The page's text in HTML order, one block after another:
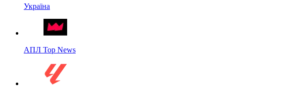
Україна
АПЛ Top News